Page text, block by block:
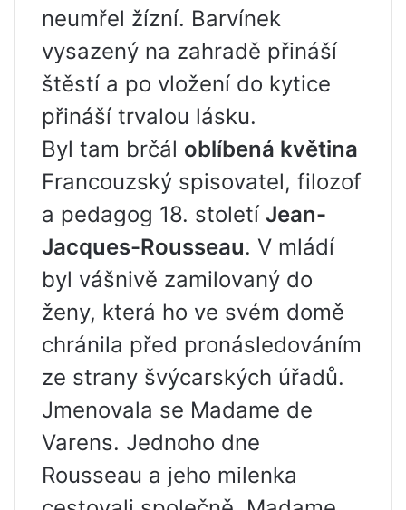
neumřel žízní. Barvínek
vysazený na zahradě přináší
štěstí a po vložení do kytice
přináší trvalou lásku.
Byl tam brčál oblíbená květina
Francouzský spisovatel, filozof
a pedagog 18. století Jean-
Jacques-Rousseau. V mládí
byl vášnivě zamilovaný do
ženy, která ho ve svém domě
chránila před pronásledováním
ze strany švýcarských úřadů.
Jmenovala se Madame de
Varens. Jednoho dne
Rousseau a jeho milenka